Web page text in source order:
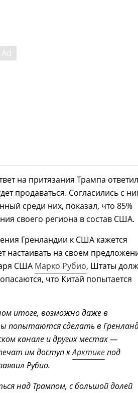
на притязания Трампа
продаваться. Согласились с
среди них, показал, что 85%
своего региона в состав США.
Гренландии к США кажется
на своем
США Марко Рубио, Штаты
что Китай попытается
итоге, возможно даже в
попытаются сделать в
канале и других местах —
им доступ кАрктикепод
Рубио.
над Трампом, с большой долей